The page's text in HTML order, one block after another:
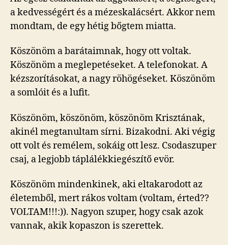
a kedvességért és a mézeskalácsért. Akkor nem
mondtam, de egy hétig bőgtem miatta.
Köszönöm a barátaimnak, hogy ott voltak.
Köszönöm a meglepetéseket. A telefonokat. A
kézszorításokat, a nagy röhögéseket. Köszönöm
a somlóit és a lufit.
Köszönöm, köszönöm, köszönöm Krisztának,
akinél megtanultam sírni. Bizakodni. Aki végig
ott volt és remélem, sokáig ott lesz. Csodaszuper
csaj, a legjobb táplálékkiegészítő evör.
Köszönöm mindenkinek, aki eltakarodott az
életemből, mert rákos voltam (voltam, érted??
VOLTAM!!!:)). Nagyon szuper, hogy csak azok
vannak, akik kopaszon is szerettek.